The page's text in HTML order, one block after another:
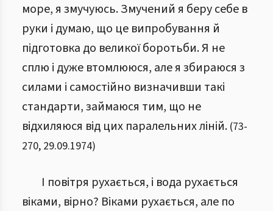
море, я змучуюсь. Змучений я беру себе в
руки і думаю, що це випробування й
підготовка до великої боротьби. Я не
сплю і дуже втомлююся, але я збираюся з
силами і самостійно визначивши такі
стандарти, займаюся тим, що не
відхиляюся від цих паралельних ліній. (73-
270, 29.09.1974)
І повітря рухається, і вода рухається
віками, вірно? Віками рухається, але по